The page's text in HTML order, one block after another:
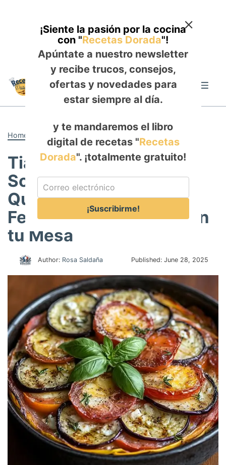
content
Home ALMUERZO
Tian de Verduras
Soleadas con Tomillo y
Queso de Cabra: Un
Festival Mediterráneo en
tu Mesa
Author: Rosa Saldaña Published: June 28, 2025
¡Siente la pasión por la cocina
con "Recetas Dorada"!
Apúntate a nuestro newsletter
y recibe trucos, consejos,
ofertas y novedades para
estar siempre al día.
y te mandaremos el libro
digital de recetas "Recetas
Dorada". ¡totalmente gratuito!
¡Suscribirme!